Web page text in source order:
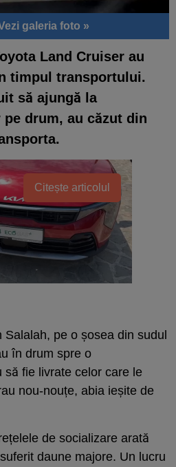
galeria foto »
Land Cruiser au
timpul transportului.
să ajungă la
drum, au căzut din
Citește articolul
pe o șosea din sudul
în drum spre o
să fie livrate celor care le
nou-nouțe, abia ieșite de
de socializare arată
daune majore. Un lucru